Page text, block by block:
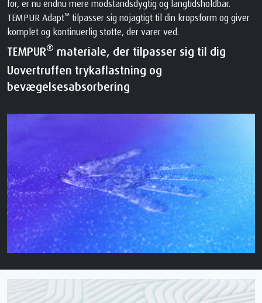
for, er nu endnu mere modstandsdygtig og langtidsholdbar.
TEMPUR Adapt™ tilpasser sig nøjagtigt til din kropsform og giver
komplet og kontinuerlig støtte, der varer ved.
TEMPUR® materiale, der tilpasser sig til dig
Uovertruffen trykaflastning og
bevægelsesabsorbering